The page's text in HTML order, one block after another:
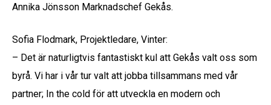
Annika Jönsson Marknadschef Gekås.
Sofia Flodmark, Projektledare, Vinter:
– Det är naturligtvis fantastiskt kul att Gekås valt oss som
byrå. Vi har i vår tur valt att jobba tillsammans med vår
partner; In the cold för att utveckla en modern och